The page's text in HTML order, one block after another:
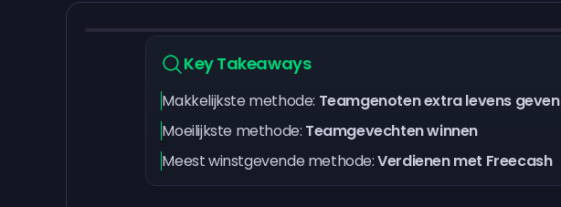
Key Takeaways
Makkelijkste methode: Teamgenoten extra levens geven
Moeilijkste methode: Teamgevechten winnen
Meest winstgevende methode:Verdienen met Freecash